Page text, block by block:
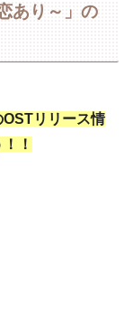
あり～」の
OSTリリース情
！